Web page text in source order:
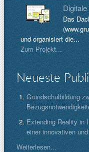
Das
und organisiert die...
Zum Projekt...
Neueste
Grundschulbildung
Extending Reality in
einer innovativen
Weiterlesen...